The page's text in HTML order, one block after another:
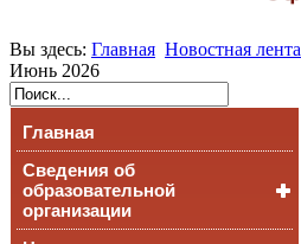
Вы здесь: Главная Новостная лента
Июнь 2026
Главная
Сведения об
образовательной
организации